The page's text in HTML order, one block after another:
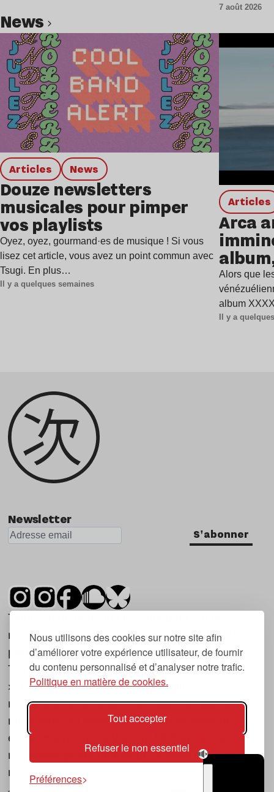
Nous utilisons des cookies sur notre site afin
d’améliorer votre expérience utilisateur, de fournir
du contenu personnalisé et d’analyser notre trafic.
Politique en matière de cookies.
Tout accepter
Refuser le non essentiel
Préférences
7 août 2026
news
Articles news
Douze newsletters
musicales pour pimper
vos playlists
Oyez, oyez, gourmand·es de musique ! Si vous
lisez cet article, vous avez un point commun avec
Tsugi. En plus…
Il y a quelques semaines
Articles
Arca
Alors que
album
Il y a
Lire l’article
Newsletter
S'abonner
Tsugi est un mensuel indépendant sur la
musique et les nouvelles tendances, dont la
première parution date de 2007.
Tsugi en japonais signifie « prochain », « suivant
», ce qui correspond à la thématique du
magazine, à l’affût des nouvelles tendances
musicales, qu’elles viennent de la musique
électronique, du rock ou du hip hop, et des
nouveaux phénomènes de société liés à la
musique.